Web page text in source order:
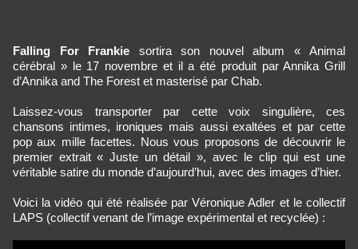
Falling For Frankie sortira son nouvel album « Animal
cérébral » le 17 novembre et il a été produit par Annika Grill
d’Annika and The Forest et masterisé par Chab.
Laissez-vous transporter par cette voix singulière, ces
chansons intimes, ironiques mais aussi exaltées et par cette
pop aux mille facettes. Nous vous proposons de découvrir le
premier extrait « Juste un détail », avec le clip qui est une
véritable satire du monde d’aujourd’hui, avec des images d’hier.
Voici la vidéo qui été réalisée par Véronique Adler et le collectif
LAPS (collectif venant de l’image expérimental et recyclée) :